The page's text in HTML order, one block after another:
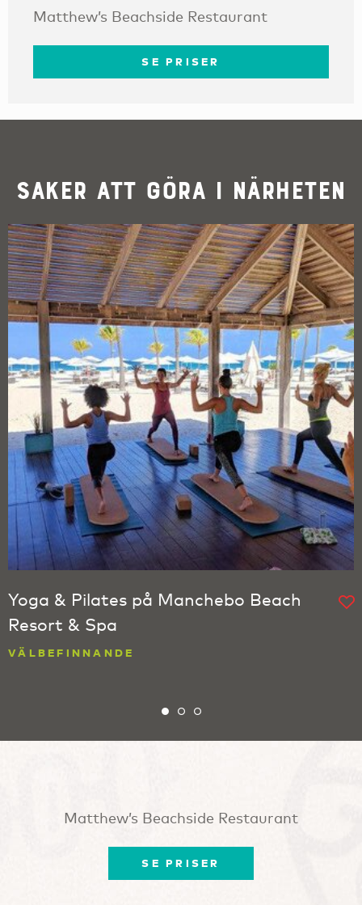
Matthew’s Beachside Restaurant
SE PRISER
Saker att göra i närheten
Yoga & Pilates på Manchebo Beach
Resort & Spa
VÄLBEFINNANDE
Matthew’s Beachside Restaurant
SE PRISER